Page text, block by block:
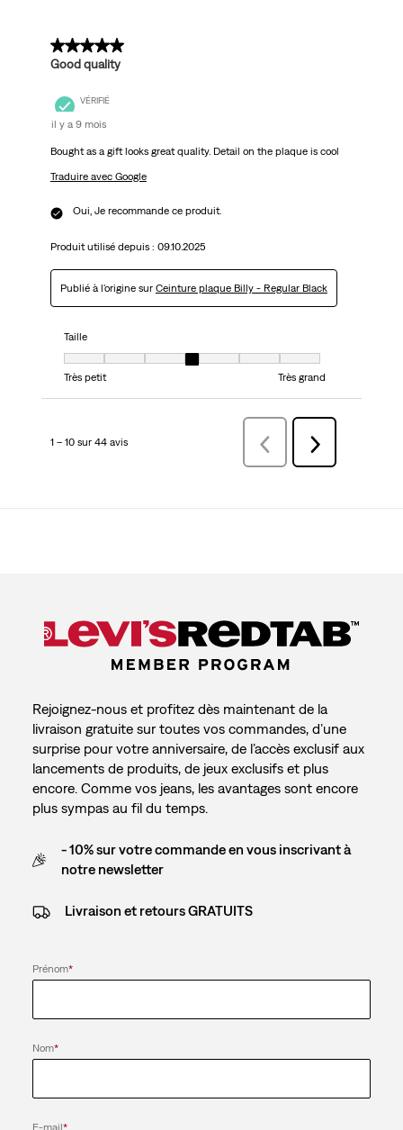
5 sur 5 étoiles.
Good quality
VÉRIFIÉ
il y a 9 mois
Bought as a gift looks great quality. Detail on the plaque is cool
Traduire avec Google
Oui, Je recommande ce produit.
Produit utilisé depuis : 09.10.2025
Publié à l'origine sur Ceinture plaque Billy - Regular Black
Taille
Taille, 4 sur 7, où 1 est égal à Très petit et 7 est égal à Très grand
Très petit
Très grand
1 – 10 sur 44 avis PrécédentavisSuivant
avis
Rejoignez-nous et profitez dès maintenant de la
livraison gratuite sur toutes vos commandes, d’une
surprise pour votre anniversaire, de l’accès exclusif aux
lancements de produits, de jeux exclusifs et plus
encore. Comme vos jeans, les avantages sont encore
plus sympas au fil du temps.
- 10% sur votre commande en vous inscrivant à
notre newsletter
Livraison et retours GRATUITS
Prénom*
Nom*
E-mail*